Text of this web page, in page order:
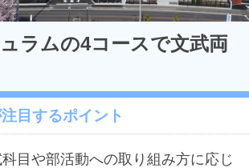
ラムの4コースで文武両
目するポイント
目や部活動への取り組み方に応じ